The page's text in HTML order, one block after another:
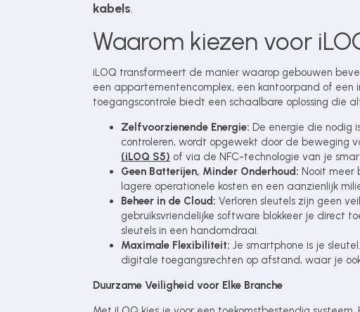
kabels.
Waarom kiezen voor
iLOQ transformeert de manier waarop gebouwen
een appartementencomplex, een kantoorpand of een
toegangscontrole biedt een schaalbare oplossing die
Zelfvoorzienende Energie: De energie die nodig
controleren, wordt opgewekt door de beweging
(iLOQ S5) of via de NFC-technologie van je
Geen Batterijen, Minder Onderhoud: Nooit meer
lagere operationele kosten en een aanzienlijk
Beheer in de Cloud: Verloren sleutels zijn geen
gebruiksvriendelijke software blokkeer je direct
sleutels in een handomdraai.
Maximale Flexibiliteit: Je smartphone is je
digitale toegangsrechten op afstand, waar je
Duurzame Veiligheid voor Elke Branche